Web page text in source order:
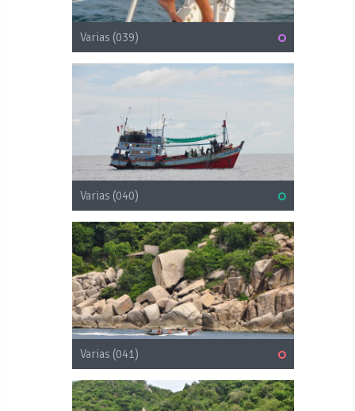
Varias (039)
Varias (040)
Varias (041)